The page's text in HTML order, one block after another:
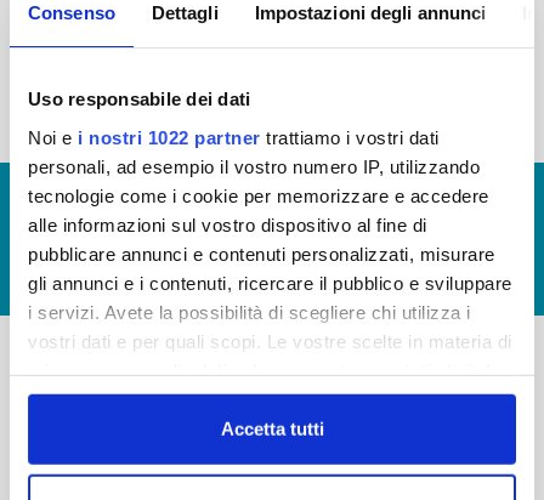
Consenso Dettagli Impostazioni degli annunci
Uso responsabile dei dati
Noi e i nostri 1022 partner trattiamo i vostri dati
personali, ad esempio il vostro numero IP, utilizzando
tecnologie come i cookie per memorizzare e accedere
alle informazioni sul vostro dispositivo al fine di
pubblicare annunci e contenuti personalizzati, misurare
gli annunci e i contenuti, ricercare il pubblico e sviluppare
i servizi. Avete la possibilità di scegliere chi utilizza i
vostri dati e per quali scopi. Le vostre scelte in materia di
in cui avete effettuato le vostre scelte. È possibile
modificare o revocare il proprio consenso in qualsiasi
momento dalla Dichiarazione sui cookie o facendo clic
Accetta tutti
2010
© Copyright 2017 - 2026
GLOSSARIO
GIUDICA IL SERVIZIO
LAVORA CON NOI
Via Villamagna 90/c -
-
FAQ
PRIVACY POLICY